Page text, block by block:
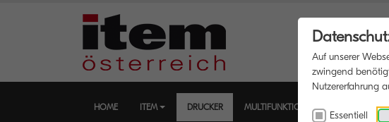
HOME ITEM DRUCKER MULTIFUNKTIONSDRUCKER
Auf unserer
zwingend
Nutzererfahrung
Essentiell